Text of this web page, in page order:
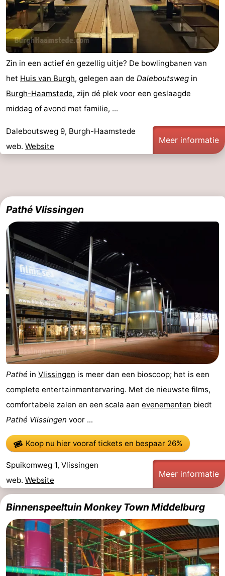
Zin in een actief én gezellig uitje? De bowlingbanen van
het Huis van Burgh, gelegen aan de Daleboutsweg in
Burgh-Haamstede, zijn dé plek voor een geslaagde
middag of avond met familie, ...
Daleboutsweg 9, Burgh-Haamstede
web. Website
Meer informatie
Pathé Vlissingen
Pathé in Vlissingen is meer dan een bioscoop; het is een
complete entertainmentervaring. Met de nieuwste films,
comfortabele zalen en een scala aan evenementen biedt
Pathé Vlissingen voor ...
Koop nu hier vooraf ticketsen bespaar 26%
Spuikomweg 1, Vlissingen
web. Website
Meer informatie
Binnenspeeltuin Monkey Town Middelburg